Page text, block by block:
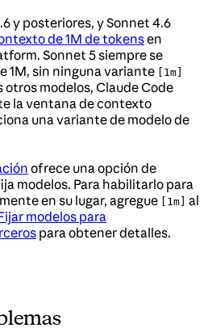
y posteriores, y Sonnet 4.6
de 1M de tokensen
Sonnet 5 siempre se
1M, sin ninguna variante
[1m]
otros modelos, Claude Code
la ventana de contexto
una variante de modelo de
ofrece una opción de
modelos. Para habilitarlo para
en su lugar, agregue
[1m]
al
modelos para
para obtener detalles.